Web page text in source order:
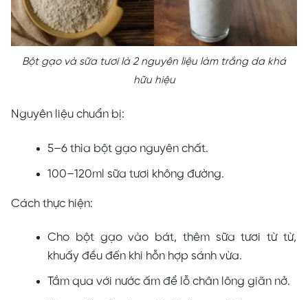
Bột gạo và sữa tươi là 2 nguyên liệu làm trắng da khá
hữu hiệu
Nguyên liệu chuẩn bị:
5–6 thìa bột gạo nguyên chất.
100–120ml sữa tươi không đường.
Cách thực hiện:
Cho bột gạo vào bát, thêm sữa tươi từ từ,
khuấy đều đến khi hỗn hợp sánh vừa.
Tắm qua với nước ấm để lỗ chân lông giãn nở.